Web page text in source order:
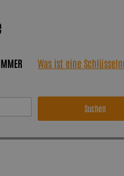
Was ist eine
Suchen